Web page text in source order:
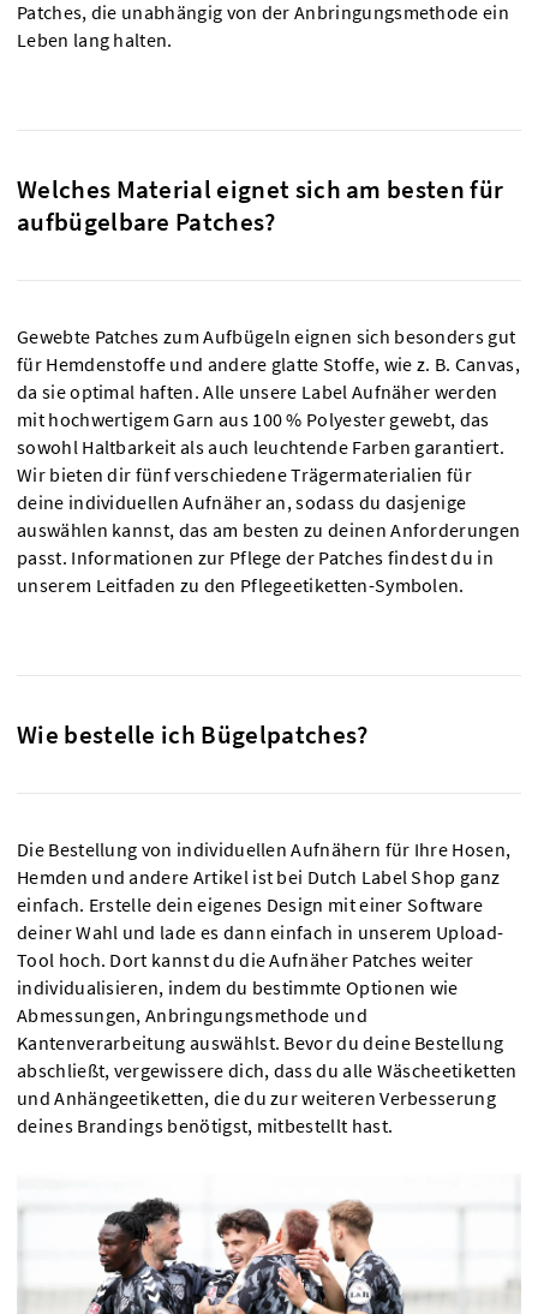
Patches, die unabhängig von der Anbringungsmethode ein
Leben lang halten.
Welches Material eignet sich am besten für
aufbügelbare Patches?
Gewebte Patches zum Aufbügeln eignen sich besonders gut
für Hemdenstoffe und andere glatte Stoffe, wie z. B. Canvas,
da sie optimal haften. Alle unsere Label Aufnäher werden
mit hochwertigem Garn aus 100 % Polyester gewebt, das
sowohl Haltbarkeit als auch leuchtende Farben garantiert.
Wir bieten dir fünf verschiedene Trägermaterialien für
deine individuellen Aufnäher an, sodass du dasjenige
auswählen kannst, das am besten zu deinen Anforderungen
passt. Informationen zur Pflege der Patches findest du in
unserem Leitfaden zu den Pflegeetiketten-Symbolen.
Wie bestelle ich Bügelpatches?
Die Bestellung von individuellen Aufnähern für Ihre Hosen,
Hemden und andere Artikel ist bei Dutch Label Shop ganz
einfach. Erstelle dein eigenes Design mit einer Software
deiner Wahl und lade es dann einfach in unserem Upload-
Tool hoch. Dort kannst du die Aufnäher Patches weiter
individualisieren, indem du bestimmte Optionen wie
Abmessungen, Anbringungsmethode und
Kantenverarbeitung auswählst. Bevor du deine Bestellung
abschließt, vergewissere dich, dass du alle Wäscheetiketten
und Anhängeetiketten, die du zur weiteren Verbesserung
deines Brandings benötigst, mitbestellt hast.